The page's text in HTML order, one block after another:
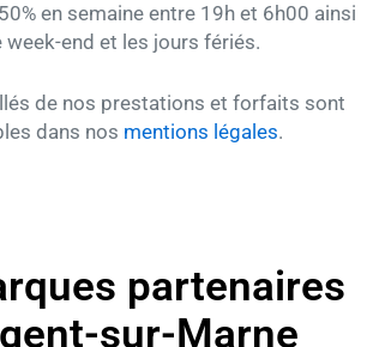
en semaine entre 19h et 6h00 ainsi
week-end et les jours fériés.
de nos prestations et forfaits sont
dans nos mentions légales.
partenaires
sur-Marne